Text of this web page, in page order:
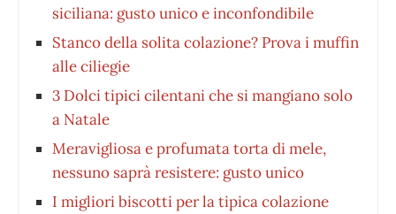
siciliana: gusto unico e inconfondibile
Stanco della solita colazione? Prova i muffin
alle ciliegie
3 Dolci tipici cilentani che si mangiano solo
a Natale
Meravigliosa e profumata torta di mele,
nessuno saprà resistere: gusto unico
I migliori biscotti per la tipica colazione